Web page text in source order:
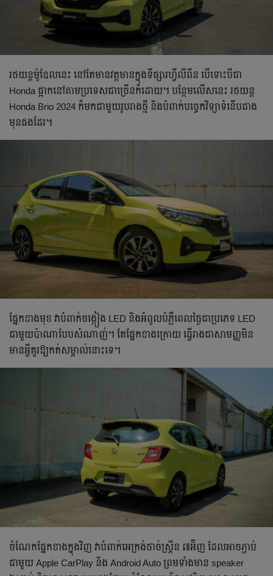
រថយន្តម៉ូឌែល​នេះ នៅតែមាន​វត្តមាន​ក្នុងទីផ្សារ​ហ្វីលីពីន បើទោះ​បីជា
Honda ផ្អាកនៅ​តាម​ប្រទេស​ជាច្រើនក៏ដោយ។ បន្ថែមលើសនេះ រថយន្ត
Honda Brio 2024 ក៏មកជាមួយរូបរាងថ្មី និងបំពាក់​បច្ចេកវិទ្យា​ទំនើប​ជាង
មុនផងដែរ។
ផ្នែក​ខាងមុខ​ វា​បំពាក់​ចង្កៀង LED និង​អំពូល​បំភ្លឺពេលថ្ងៃជាប្រភេទ LED
ជាមួយប៉ាណា​បែបសំណាញ់។ តែផ្នែក​ខាងក្រោយ​ ធ្វើរាង​ជាសាមញ្ញមិន
មានអ្វី​គួរឱ្យកត់សម្គាល់​នោះទេ។
ចំណែក​ផ្នែក​ខាងក្នុង​វិញ វា​បំពាក់អេក្រង់​ថាច់ស្គ្រីន ៧អ៊ីញ ដែលអាចភ្ជាប់
ជាមួយ Apple CarPlay និង​ Android Auto ព្រមទាំងមាន speaker